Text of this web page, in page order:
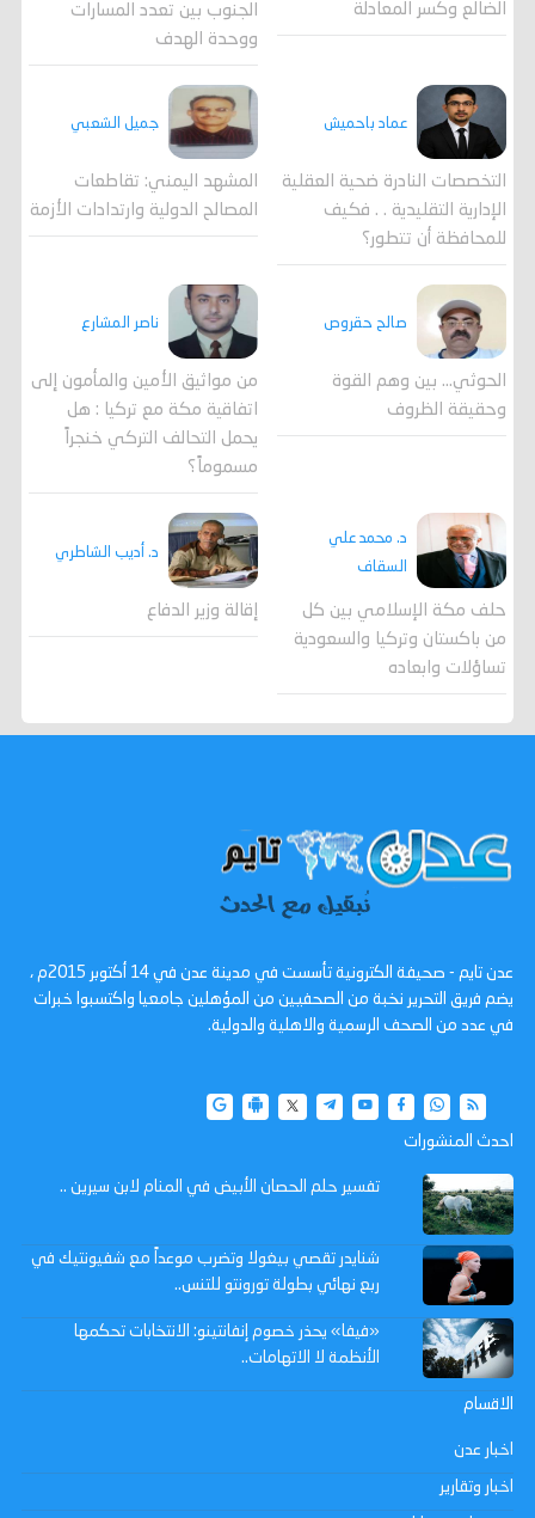
الضالع وكسر المعادلة
الجنوب بين تعدد المسارات
ووحدة الهدف
عماد باحميش
التخصصات النادرة ضحية العقلية
الإدارية التقليدية . . فكيف
للمحافظة أن تتطور؟
جميل الشعبي
المشهد اليمني: تقاطعات
المصالح الدولية وارتدادات الأزمة
صالح حقروص
الحوثي... بين وهم القوة
وحقيقة الظروف
ناصر المشارع
من مواثيق الأمين والمأمون إلى
اتفاقية مكة مع تركيا : هل
يحمل التحالف التركي خنجراً
مسموماً؟
د. محمد علي
السقاف
حلف مكة الإسلامي بين كل
من باكستان وتركيا والسعودية
تساؤلات وابعاده
د. أديب الشاطري
إقالة وزير الدفاع
عدن تايم - صحيفة الكترونية تأسست في مدينة عدن في 14 أكتوبر 2015م ،
يضم فريق التحرير نخبة من الصحفيين من المؤهلين جامعيا واكتسبوا خبرات
في عدد من الصحف الرسمية والاهلية والدولية.
احدث المنشورات
تفسير حلم الحصان الأبيض في المنام لابن سيرين ..
شنايدر تقصي بيغولا وتضرب موعداً مع شفيونتيك في
ربع نهائي بطولة تورونتو للتنس..
«فيفا» يحذر خصوم إنفانتينو: الانتخابات تحكمها
الأنظمة لا الاتهامات..
الاقسام
اخبار عدن
اخبار وتقارير